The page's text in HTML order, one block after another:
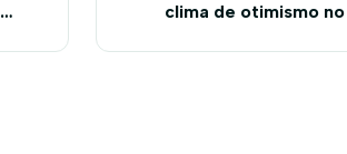
clima de otimismo